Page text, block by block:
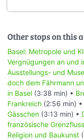
Other stops on this
Basel: Metropole und
Vergnügungen an und
Ausstellungs- und
doch dem Fährmann
in Basel (3:38 min) •
Frankreich (2:56 min) •
Gässchen (3:13 min) •
französische Grenzfluss
Religion und Baukunst